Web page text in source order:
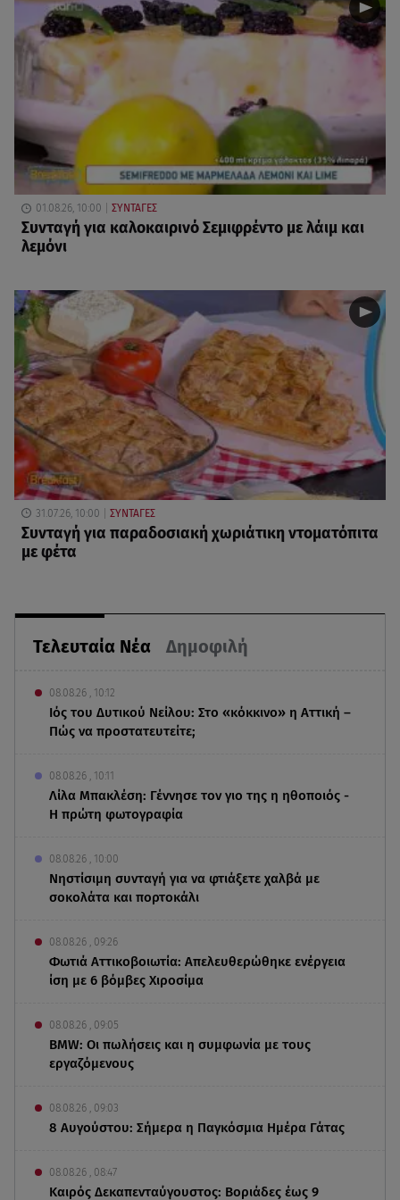
Τελευταία Νέα Δημοφιλή
08.08.26 , 10:12
Ιός του Δυτικού Νείλου: Στο «κόκκινο» η Αττική –
Πώς να προστατευτείτε;
08.08.26 , 10:11
Λίλα Μπακλέση: Γέννησε τον γιο της η ηθοποιός -
Η πρώτη φωτογραφία
08.08.26 , 10:00
Νηστίσιμη συνταγή για να φτιάξετε χαλβά με
σοκολάτα και πορτοκάλι
08.08.26 , 09:26
Φωτιά Αττικοβοιωτία: Απελευθερώθηκε ενέργεια
ίση με 6 βόμβες Χιροσίμα
08.08.26 , 09:05
BMW: Οι πωλήσεις και η συμφωνία με τους
εργαζόμενους
08.08.26 , 09:03
8 Αυγούστου: Σήμερα η Παγκόσμια Ημέρα Γάτας
08.08.26 , 08:47
Καιρός Δεκαπενταύγουστος: Βοριάδες έως 9
01.08.26, 10:00 ΣΥΝΤΑΓΕΣ
Συνταγή για καλοκαιρινό Σεμιφρέντο με λάιμ και
λεμόνι
31.07.26, 10:00 ΣΥΝΤΑΓΕΣ
Συνταγή για παραδοσιακή χωριάτικη ντοματόπιτα
με φέτα